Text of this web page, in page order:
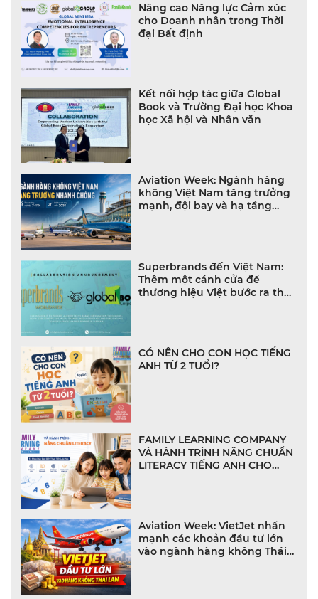
Nâng cao Năng lực Cảm xúc
cho Doanh nhân trong Thời
đại Bất định
Kết nối hợp tác giữa Global
Book và Trường Đại học Khoa
học Xã hội và Nhân văn
Aviation Week: Ngành hàng
không Việt Nam tăng trưởng
mạnh, đội bay và hạ tầng
Superbrands đến Việt Nam:
Thêm một cánh cửa để
thương hiệu Việt bước ra thế
CÓ NÊN CHO CON HỌC TIẾNG
ANH TỪ 2 TUỔI?
FAMILY LEARNING COMPANY
VÀ HÀNH TRÌNH NÂNG CHUẨN
LITERACY TIẾNG ANH CHO
Aviation Week: VietJet nhấn
mạnh các khoản đầu tư lớn
vào ngành hàng không Thái